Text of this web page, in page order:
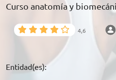
CONOCE EUROINNOVA
BECAS Y FINANCIACIÓN
900 831 200
formacion@euroinnova.com
TRABAJA CON NOSOTROS
Curso anatomía y
4,6
Entidad(es):